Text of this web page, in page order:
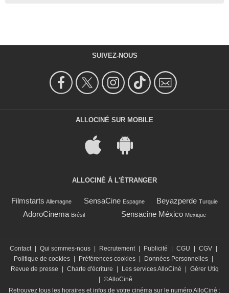
SUIVEZ-NOUS
ALLOCINÉ SUR MOBILE
ALLOCINÉ À L'ÉTRANGER
Filmstarts Allemagne SensaCine Espagne Beyazperde Turquie
AdoroCinema Brésil Sensacine México Mexique
Contact | Qui sommes-nous | Recrutement | Publicité | CGU | CGV |
Politique de cookies | Préférences cookies | Données Personnelles |
Revue de presse
| Charte d'écriture | Les services AlloCiné | Gérer Utiq
| ©AlloCiné
Retrouvez tous les horaires et infos de votre cinéma sur le numéro AlloCiné :